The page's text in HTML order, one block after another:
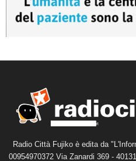
Radio Città Fujiko è edita da
00954970372 Via Zanardi 369 -